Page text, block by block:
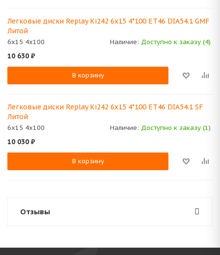
Легковые диски Replay Ki242 6x15 4*100 ET46 DIA54.1 GMF
Литой
6x15 4x100 Наличие: Доступно к заказу (4)
10 630 ₽
В корзину
Легковые диски Replay Ki242 6x15 4*100 ET46 DIA54.1 SF
Литой
6x15 4x100 Наличие: Доступно к заказу (1)
10 030 ₽
В корзину
Отзывы